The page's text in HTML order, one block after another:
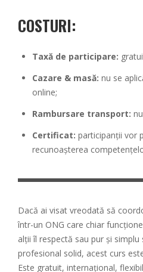
COSTURI:
Taxă de participare:
Cazare & masă: nu se
online;
Rambursare transport:
Certificat: participanții vor
recunoașterea
Dacă ai visat vreodată să
într-un ONG care chiar
alții îl respectă sau pur și
profesional solid, acest curs
Este gratuit, internațional,